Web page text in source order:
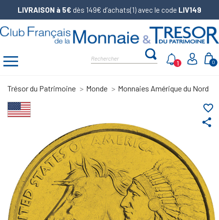
LIVRAISON à 5€ dès 149€ d’achats(1) avec le code LIV149
0
1
Trésor du Patrimoine Monde Monnaies Amérique du Nord
share
favorite_border